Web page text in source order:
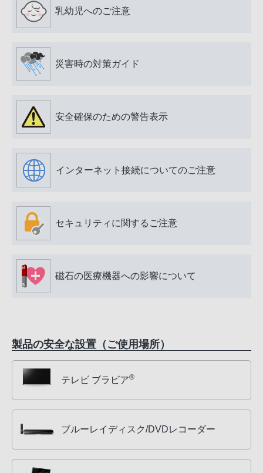
乳幼児へのご注意
災害時の対策ガイド
安全確保のための警告表示
インターネット接続についてのご注意
セキュリティに関するご注意
磁石の医療機器への影響について
製品の安全な設置（ご使用場所）
テレビ ブラビア®
ブルーレイディスク/DVDレコーダー